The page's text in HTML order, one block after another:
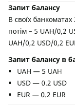
Запит балансу
В своїх
потім – 5 UAH/0,2
UAH/0,2 USD/0,2
Запит балансу в
UAH — 5 UAH
USD — 0.2 USD
EUR — 0.2 EUR